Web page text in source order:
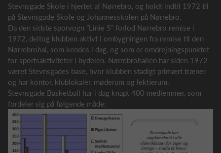
Stevnsgade Skole i hjertet af Nørrebro, og holdt indtil 1972 til
på Stevnsgade Skole og Johannesskolen på Nørrebro.
Da den sidste sporvogn ”Linie 5” forlod Nørrebro remise i
1972, deltog klubben aktivt i ombygningen fra remise til den
Nørrebrohal, som kendes i dag, og som er omdrejningspunktet
for sportsaktiviteter i bydelen. Nørrebrohallen har siden 1972
været Stevnsgades base, hvor klubben stadigt primært træner
og har kontor, klublokaler, møderum og lektierum.
Stevnsgade Basketball har i dag knapt 400 medlemmer, som
fordeler sig på følgende måde: